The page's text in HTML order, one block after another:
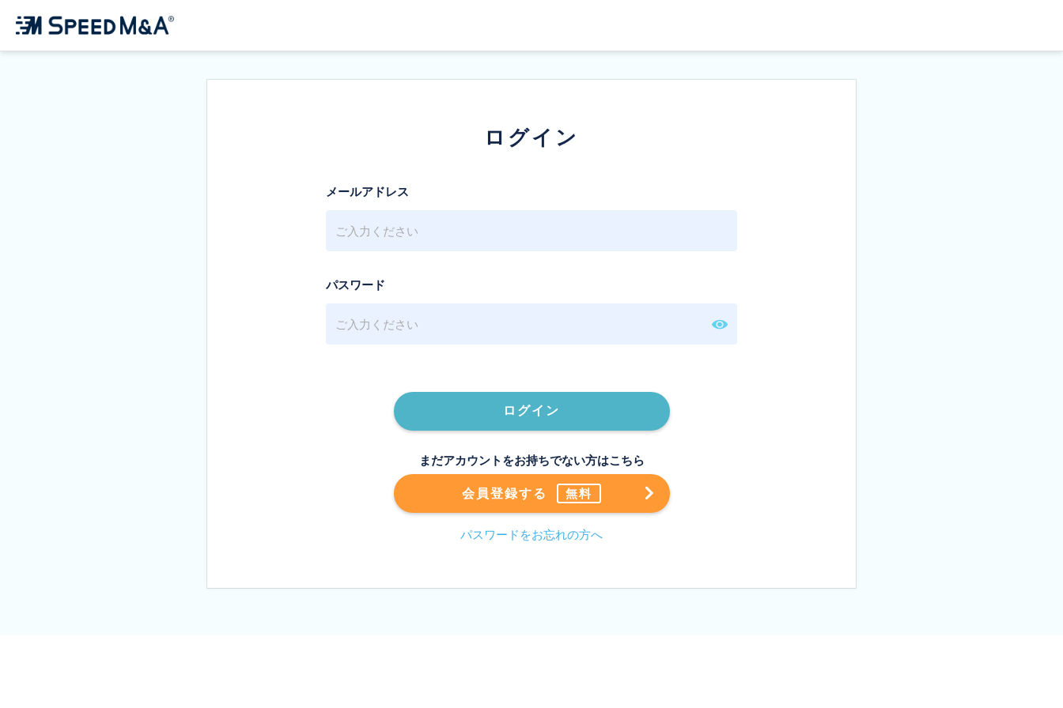
ログイン
メールアドレス
パスワード
ログイン
まだアカウントをお持ちでない方はこちら
会員登録する 無料
パスワードをお忘れの方へ